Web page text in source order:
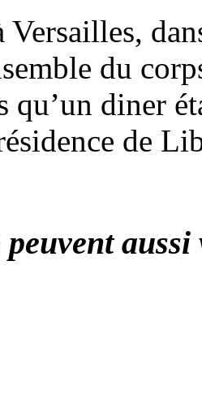
Versailles,
du
qu’un diner
de